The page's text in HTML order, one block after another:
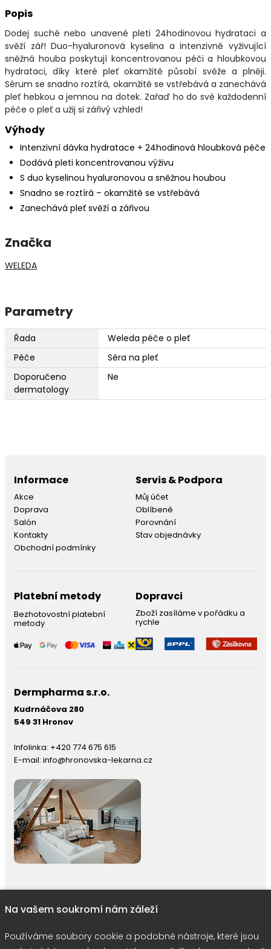
Popis
Dodej suché nebo unavené pleti 24hodinovou hydrataci a
svěží zář! Duo-hyaluronová kyselina a intenzivně vyživující
sněžná houba poskytují koncentrovanou péči a hloubkovou
hydrataci, díky které pleť okamžitě působí svěže a plněji.
Sérum se snadno roztírá, okamžitě se vstřebává a zanechává
pleť hebkou a jemnou na dotek. Zařaď ho do své každodenní
péče o pleť a užij si zářivý vzhled!
Výhody
Intenzivní dávka hydratace + 24hodinová hloubková péče
Dodává pleti koncentrovanou výživu
S duo kyselinou hyaluronovou a sněžnou houbou
Snadno se roztírá – okamžitě se vstřebává
Zanechává pleť svěží a zářivou
Značka
WELEDA
Parametry
Řada
Weleda péče o pleť
Péče
Séra na pleť
Doporučeno
dermatology
Ne
Informace
Akce
Doprava
Salón
Kontakty
Obchodní podmínky
Servis & Podpora
Můj účet
Oblíbené
Porovnání
Stav objednávky
Platební metody
Bezhotovostní platební
metody
Dopravci
Zboží zasíláme v pořádku a
rychle
Dermpharma s.r.o.
Kudrnáčova 280
549 31 Hronov
Infolinka: +420 774 675 615
E-mail: info@hronovska-lekarna.cz
© 2026 |E-shop JEDNIČKY|Marketing
Na vašem soukromí nám záleží
Používáme soubory cookie a podobné nástroje, které jsou